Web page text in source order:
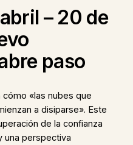
– 20 de
paso
«las nubes que
a disiparse». Este
de la confianza
una perspectiva